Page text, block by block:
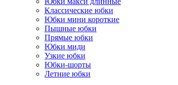
Классические юбки
Юбки мини короткие
Пышные юбки
Прямые юбки
Юбки миди
Узкие юбки
Юбки-шорты
Летние юбки